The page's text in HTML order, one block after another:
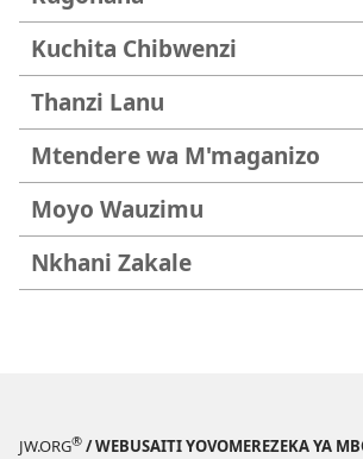
Kuchita Chibwenzi
Thanzi Lanu
Mtendere wa M'maganizo
Moyo Wauzimu
Nkhani Zakale
JW.ORG® / WEBUSAITI YOVOMEREZEKA YA